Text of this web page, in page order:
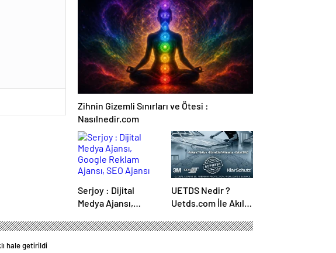
Karar Duruşmasına
Çevrildi
Zihnin Gizemli Sınırları ve Ötesi :
Nasılnedir.com
Serjoy : Dijital
Medya Ajansı,
Ajansı, SEO Ajansı
UETDS Nedir ?
Uetds.com İle Akıllı
Yazılımı
hale getirildi